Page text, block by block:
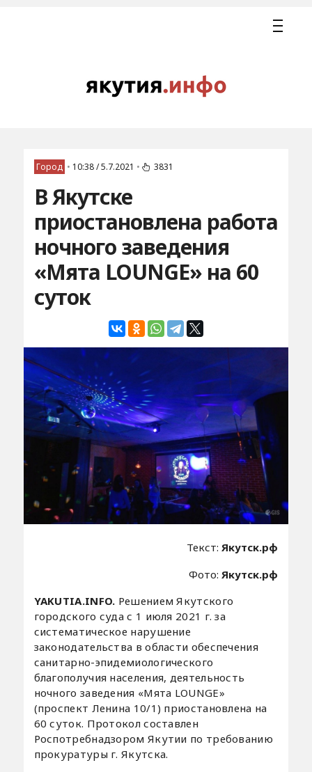
Город • 10:38 / 5.7.2021 • 3831
В Якутске
приостановлена работа
ночного заведения
«Мята LOUNGE» на 60
суток
Текст:Якутск.рф
Фото:Якутск.рф
YAKUTIA.INFO. Решением Якутского
городского суда с 1 июля 2021 г. за
систематическое нарушение
законодательства в области обеспечения
санитарно-эпидемиологического
благополучия населения, деятельность
ночного заведения «Мята LOUNGE»
(проспект Ленина 10/1) приостановлена на
60 суток. Протокол составлен
Роспотребнадзором Якутии по требованию
прокуратуры г. Якутска.